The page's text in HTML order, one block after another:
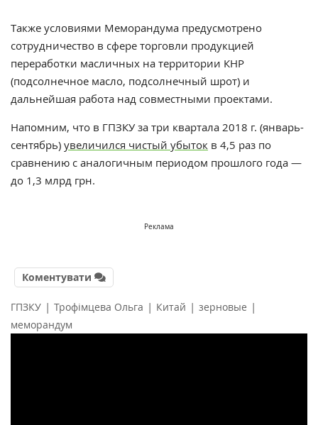
Также условиями Меморандума предусмотрено
сотрудничество в сфере торговли продукцией
переработки масличных на территории КНР
(подсолнечное масло, подсолнечный шрот) и
дальнейшая работа над совместными проектами.
Напомним, что в ГПЗКУ за три квартала 2018 г. (январь-
сентябрь) увеличился чистый убыток в 4,5 раз по
сравнению с аналогичным периодом прошлого года —
до 1,3 млрд грн.
Реклама
Коментувати
ГПЗКУ | Трофімцева Ольга | Китай | зерновые |
меморандум